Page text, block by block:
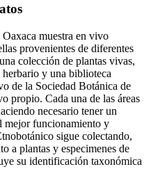
muestra en vivo
provenientes de diferentes
colección de plantas vivas,
y una biblioteca
de la Sociedad Botánica de
propio. Cada una de las áreas
necesario tener un
mejor funcionamiento y
sigue colectando,
a plantas y especimenes de
su identificación taxonómica